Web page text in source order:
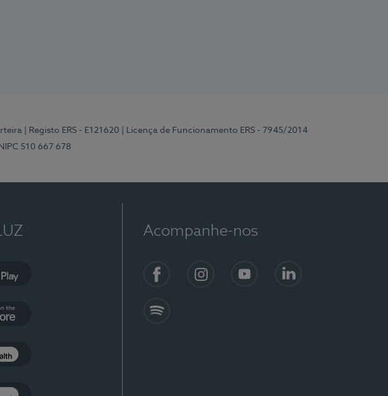
| Registo ERS - E121620
| Licença de Funcionamento ERS - 7945/2014
NIPC 510 667 678
Acompanhe-nos